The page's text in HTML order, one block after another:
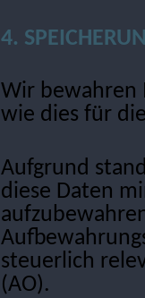
4.
Wir bewahren
wie dies für
Aufgrund
diese Daten
steuerlich
(AO).